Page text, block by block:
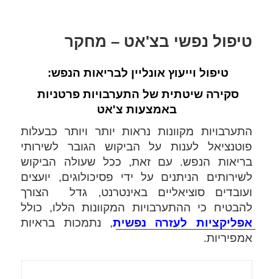
טיפול נפשי בצ'אט – מחקר
טיפול וייעוץ אונליין לבריאות הנפש:
באמצעות צ'אט
התערבויות מקוונות נראות יותר ויותר כבעלות
בריאות הנפש. עם זאת, ככל שעולה הביקוש
ועובדים סוציאליים באינטרנט, גדל  הצורך
להבטיח כי ההתערבויות המקוונות הללו, כולל
אפליקציות לעזרה נפשית
, נתמכות בראיות
אמפיריות.